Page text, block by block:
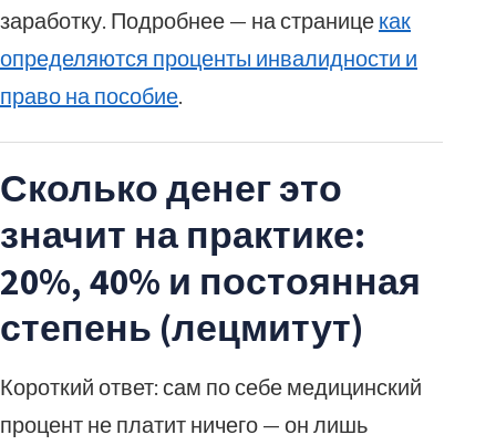
заработку. Подробнее — на страницекак
определяются проценты инвалидности и
право на пособие.
Сколько денег это
значит на практике:
20%, 40% и постоянная
степень (лецмитут)
Короткий ответ: сам по себе медицинский
процент не платит ничего — он лишь